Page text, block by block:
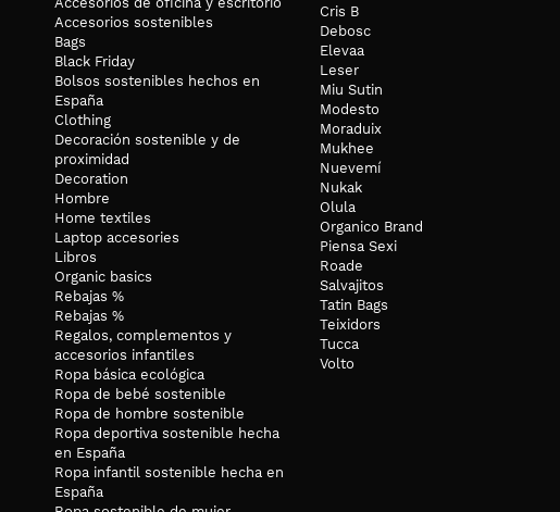
Accesorios sostenibles
Bags
Black Friday
Bolsos sostenibles hechos en
España
Clothing
Decoración sostenible y de
proximidad
Decoration
Hombre
Home textiles
Laptop accesories
Libros
Organic basics
Rebajas %
Rebajas %
Regalos, complementos y
accesorios infantiles
Ropa básica ecológica
Ropa de bebé sostenible
Ropa de hombre sostenible
Ropa deportiva sostenible hecha
en España
Ropa infantil sostenible hecha en
España
Cris B
Debosc
Elevaa
Leser
Miu Sutin
Modesto
Moraduix
Mukhee
Nuevemí
Nukak
Olula
Organico Brand
Piensa Sexi
Roade
Salvajitos
Tatin Bags
Teixidors
Tucca
Volto